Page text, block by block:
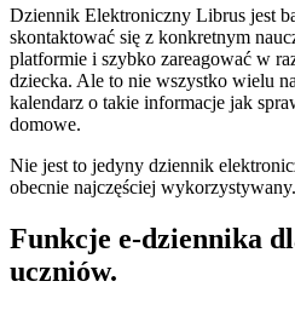
Dziennik Elektroniczny Librus jest
skontaktować się z konkretnym
platformie i szybko zareagować w
dziecka. Ale to nie wszystko wielu
kalendarz o takie informacje jak
domowe.
Nie jest to jedyny dziennik
obecnie najczęściej wykorzystywany.
Funkcje e-dziennika
uczniów.